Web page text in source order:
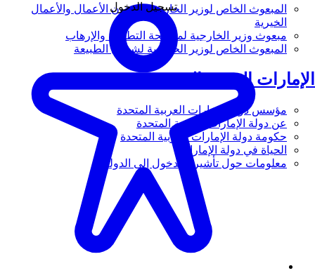
المبعوث الخاص لوزير الخارجية لشؤون الأعمال والأعمال
الخيرية
مبعوث وزير الخارجية لمكافحة التطرف والإرهاب
المبعوث الخاص لوزير الخارجية لشؤون الطبيعة
الإمارات العربية المتحدة
مؤسس دولة الإمارات العربية المتحدة
عن دولة الإمارات العربية المتحدة
حكومة دولة الإمارات العربية المتحدة
الحياة في دولة الإمارات
معلومات حول تأشيرة الدخول إلى الدولة
تسجيل الدخول